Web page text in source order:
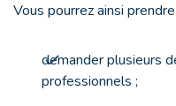
Vous pourrez ainsi
demander plusieurs
professionnels ;